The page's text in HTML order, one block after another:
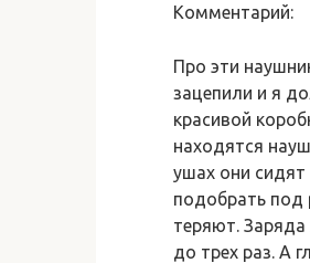
Комментарий:
Про эти
зацепили и я
красивой
находятся
ушах они
подобрать под
теряют.
до трех раз. А